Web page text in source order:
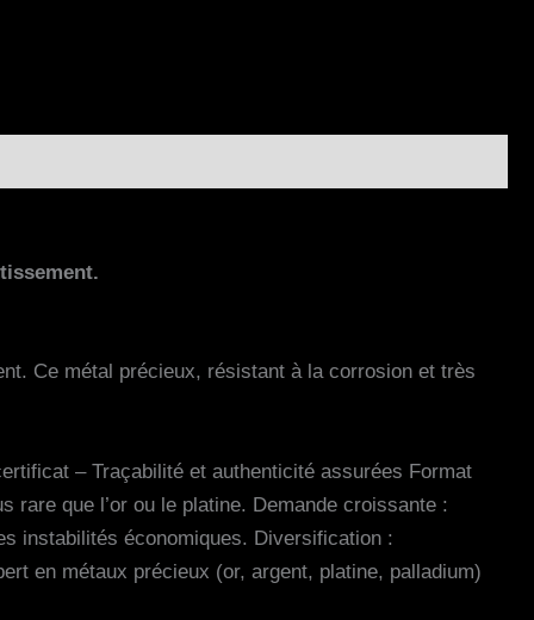
Ce métal précieux, résistant à la corrosion et très
– Traçabilité et authenticité assurées Format
que l’or ou le platine. Demande croissante :
instabilités économiques. Diversification :
en métaux précieux (or, argent, platine, palladium)